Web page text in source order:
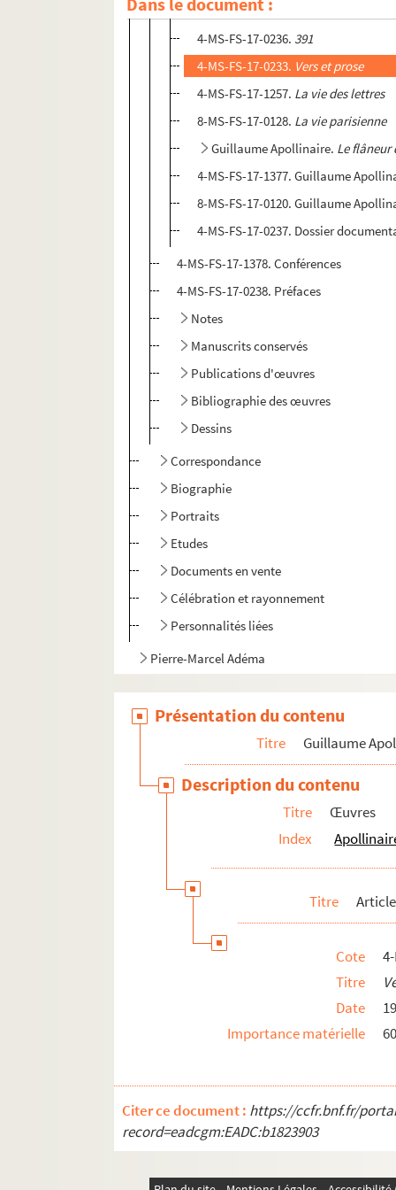
4-MS-FS-17-1256.
4-MS-FS-17-0236. 391
4-MS-FS-17-0233. Vers et prose
4-MS-FS-17-1257. La vie des lettres
8-MS-FS-17-0128. La vie parisienne
Guillaume Apollinaire. Le flâneur
4-MS-FS-17-1377. Guillaume
8-MS-FS-17-0120. Guillaume
4-MS-FS-17-0237. Dossier
4-MS-FS-17-1378. Conférences
4-MS-FS-17-0238. Préfaces
Notes
Manuscrits conservés
Publications d'œuvres
Bibliographie des œuvres
Dessins
Correspondance
Biographie
Portraits
Etudes
Documents en vente
Célébration et rayonnement
Personnalités liées
Pierre-Marcel Adéma
Présentation du contenu
Titre Guillaume
Description du contenu
Titre
Œuvres
Index
Titre
Cote
Titre
Date
Importance matérielle
Citer ce document : https://ccfr.bnf.fr/
record=eadcgm:EADC:b1823903